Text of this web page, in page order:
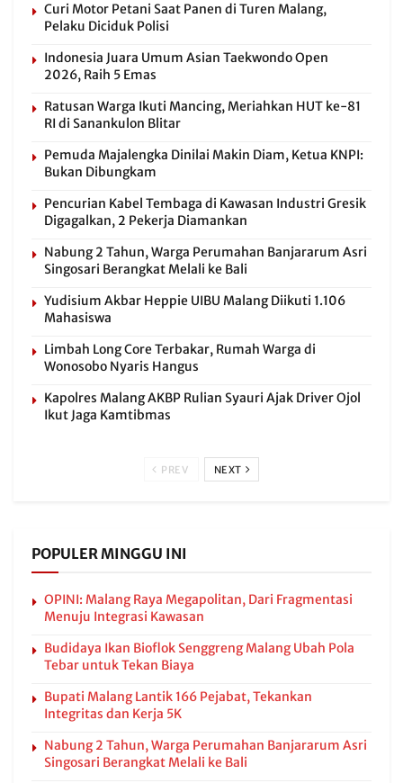
Curi Motor Petani Saat Panen di Turen Malang,
Pelaku Diciduk Polisi
Indonesia Juara Umum Asian Taekwondo Open
2026, Raih 5 Emas
Ratusan Warga Ikuti Mancing, Meriahkan HUT ke-81
RI di Sanankulon Blitar
Pemuda Majalengka Dinilai Makin Diam, Ketua KNPI:
Bukan Dibungkam
Pencurian Kabel Tembaga di Kawasan Industri Gresik
Digagalkan, 2 Pekerja Diamankan
Nabung 2 Tahun, Warga Perumahan Banjararum Asri
Singosari Berangkat Melali ke Bali
Yudisium Akbar Heppie UIBU Malang Diikuti 1.106
Mahasiswa
Limbah Long Core Terbakar, Rumah Warga di
Wonosobo Nyaris Hangus
Kapolres Malang AKBP Rulian Syauri Ajak Driver Ojol
Ikut Jaga Kamtibmas
PREV NEXT
POPULER MINGGU INI
OPINI: Malang Raya Megapolitan, Dari Fragmentasi
Menuju Integrasi Kawasan
Budidaya Ikan Bioflok Senggreng Malang Ubah Pola
Tebar untuk Tekan Biaya
Bupati Malang Lantik 166 Pejabat, Tekankan
Integritas dan Kerja 5K
Nabung 2 Tahun, Warga Perumahan Banjararum Asri
Singosari Berangkat Melali ke Bali